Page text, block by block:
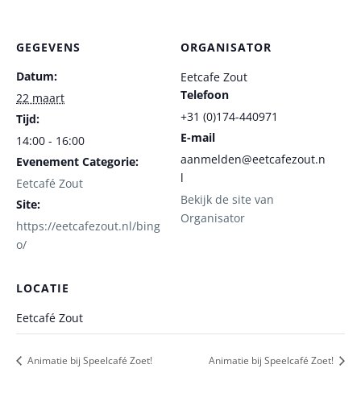
GEGEVENS
Datum:
22 maart
Tijd:
14:00 - 16:00
Evenement Categorie:
Eetcafé Zout
Site:
https://eetcafezout.nl/bing
o/
ORGANISATOR
Eetcafe Zout
Telefoon
+31 (0)174-440971
E-mail
aanmelden@eetcafezout.n
l
Bekijk de site van
Organisator
LOCATIE
Eetcafé Zout
Animatie bij Speelcafé Zoet! Animatie bij Speelcafé Zoet!